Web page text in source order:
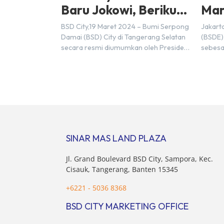
Baru Jokowi, Berikut
Alasannya
BSD City,19 Maret 2024 – Bumi Serpong
Damai (BSD) City di Tangerang Selatan
secara resmi diumumkan oleh Presiden
sektor
SINAR MAS LAND PLAZA
Jl. Grand Boulevard BSD City, Sampora, Kec.
Cisauk, Tangerang, Banten 15345
+6221 - 5036 8368
BSD CITY MARKETING OFFICE